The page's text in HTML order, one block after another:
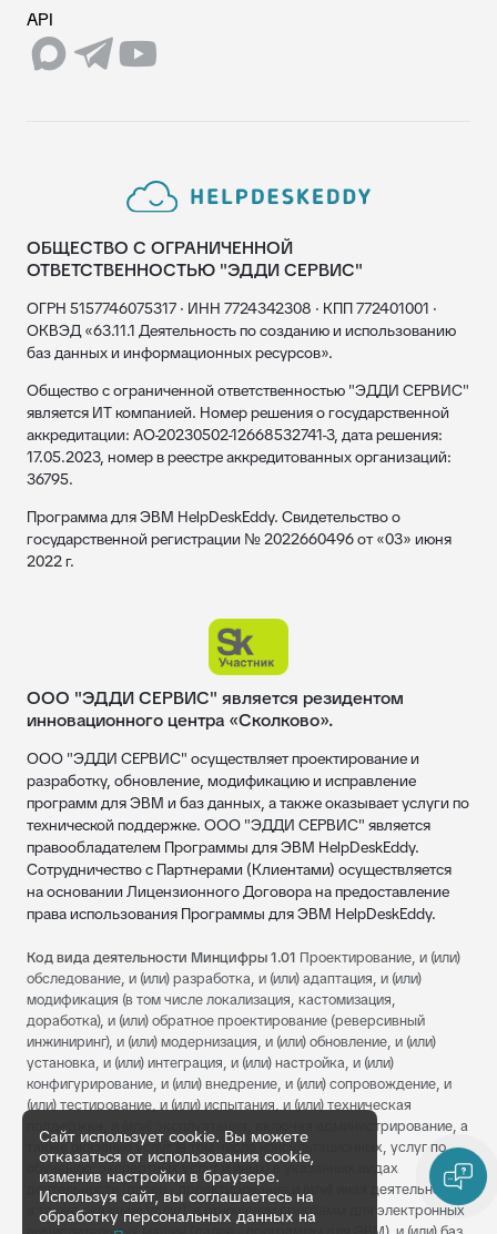
API
ОБЩЕСТВО С ОГРАНИЧЕННОЙ
ОТВЕТСТВЕННОСТЬЮ "ЭДДИ СЕРВИС"
ОГРН 5157746075317 · ИНН 7724342308 · КПП 772401001 ·
ОКВЭД «63.11.1 Деятельность по созданию и использованию
баз данных и информационных ресурсов».
Общество с ограниченной ответственностью "ЭДДИ СЕРВИС"
является ИТ компанией. Номер решения о государственной
аккредитации: АО-20230502-12668532741-3, дата решения:
17.05.2023, номер в реестре аккредитованных организаций:
36795.
Программа для ЭВМ HelpDeskEddy. Свидетельство о
государственной регистрации № 2022660496 от «03» июня
2022 г.
ООО "ЭДДИ СЕРВИС" является резидентом
инновационного центра «Сколково».
ООО "ЭДДИ СЕРВИС" осуществляет проектирование и
разработку, обновление, модификацию и исправление
программ для ЭВМ и баз данных, а также оказывает услуги по
технической поддержке. ООО "ЭДДИ СЕРВИС" является
правообладателем Программы для ЭВМ HelpDeskEddy.
Сотрудничество с Партнерами (Клиентами) осуществляется
на основании Лицензионного Договора на предоставление
права использования Программы для ЭВМ HelpDeskEddy.
Код вида деятельности Минцифры 1.01 Проектирование, и (или)
обследование, и (или) разработка, и (или) адаптация, и (или)
модификация (в том числе локализация, кастомизация,
доработка), и (или) обратное проектирование (реверсивный
инжиниринг), и (или) модернизация, и (или) обновление, и (или)
установка, и (или) интеграция, и (или) настройка, и (или)
конфигурирование, и (или) внедрение, и (или) сопровождение, и
(или) тестирование, и (или) испытания, и (или) техническая
поддержка, и (или) эксплуатация, включая администрирование, а
также оказание услуг (в том числе консультационных, услуг по
обучению, экспертных услуг и иных) в указанных видах
деятельности (далее - проектирование и (или) иная деятельность,
а также оказание услуг), в отношении программ для электронных
Сайт использует cookie. Вы можете
отказаться от использования cookie,
изменив настройки в браузере.
Используя сайт, вы соглашаетесь на
обработку персональных данных на